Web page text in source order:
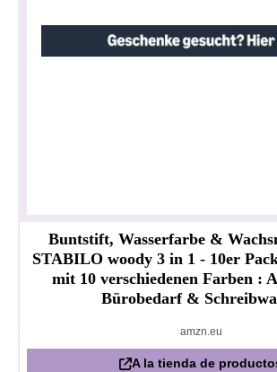
Buntstift, Wasserfarbe &
STABILO woody 3 in 1 - 10er
mit 10 verschiedenen Farben :
Bürobedarf &
amzn.eu
A la tienda de Política